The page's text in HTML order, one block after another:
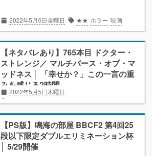
2022年5月6日金曜日 ★★ ホラー 映画
【ネタバレあり】765本目 ドクター・
ストレンジ／ マルチバース・オブ・マ
ッドネス │ 「幸せか？」この一言の重
みを感じる2時間
2022年5月5日木曜日
【PS版】鳴海の部屋 BBCF2 第4回25
段以下限定ダブルエリミネーション杯
│ 5/29開催